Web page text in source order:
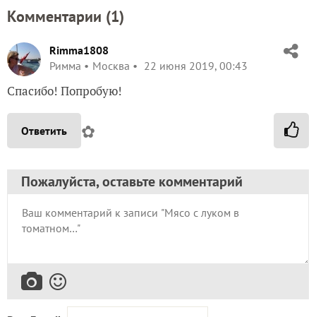
Комментарии (1)
Rimma1808
Римма
Москва 22 июня 2019, 00:43
Спасибо! Попробую!
Ответить ✿
Пожалуйста, оставьте комментарий